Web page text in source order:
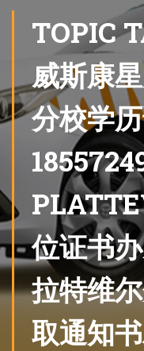
TOPIC
威斯康
分校学
位证书
拉特维
取通知